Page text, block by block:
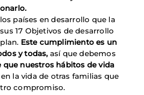
países en desarrollo que la
17 Objetivos de desarrollo
Este cumplimiento es un
y todas,así que debemos
nuestros hábitos de vida
en la vida de otras familias que
compromiso.